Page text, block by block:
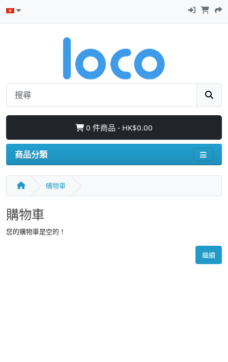
0 件商品 - HK$0.00
商品分類
購物車
購物車
您的購物車是空的！
繼續